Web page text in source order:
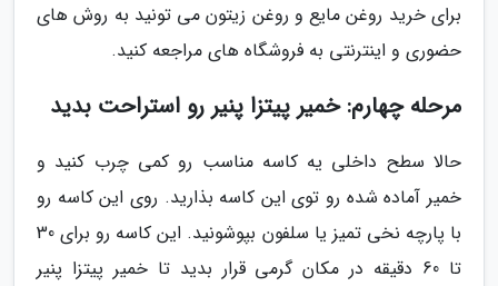
برای خرید روغن مایع و روغن زیتون می تونید به روش های
حضوری و اینترنتی به فروشگاه های مراجعه کنید.
مرحله چهارم: خمیر پیتزا پنیر رو استراحت بدید
حالا سطح داخلی یه کاسه مناسب رو کمی چرب کنید و
خمیر آماده شده رو توی این کاسه بذارید. روی این کاسه رو
با پارچه نخی تمیز یا سلفون بپوشونید. این کاسه رو برای 30
تا 60 دقیقه در مکان گرمی قرار بدید تا خمیر پیتزا پنیر